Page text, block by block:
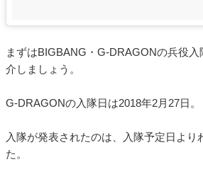
まずはBIGBANG・G-DRAGONの兵役
介しましょう。
G-DRAGONの入隊日は2018年2月27日。
入隊が発表されたのは、入隊予定日より
た。